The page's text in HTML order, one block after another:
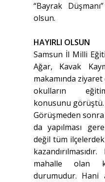
“Bayrak
olsun.
HAYIRLI OLSUN
Samsun İl Milli
Ağar, Kavak
makamında
okulların
konusunu görüştü.
Görüşmeden
da yapılması
değil tüm
mahalle olan
durumudur. Hani